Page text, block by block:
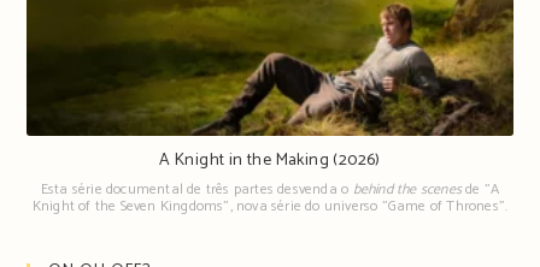
A Knight in the Making (2026)
Esta série documental de três partes desvenda o behind the scenesde "A
Knight of the Seven Kingdoms", nova série do universo "Game of Thrones".